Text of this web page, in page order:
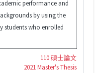
performance and
by using the
students who enrolled
110 碩士論文
2021 Master's Thesis